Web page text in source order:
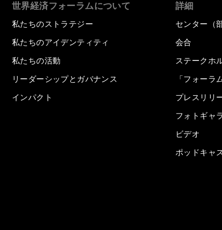
世界経済フォーラムについて
私たちのストラテジー
私たちのアイデンティティ
私たちの活動
リーダーシップとガバナンス
インパクト
詳細
センター（
会合
ステークホ
「フォーラ
プレスリリ
フォトギャ
ビデオ
ポッドキャ